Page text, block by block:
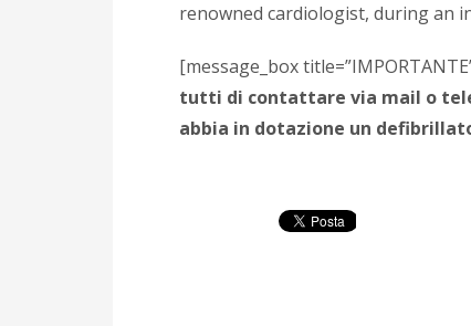
renowned cardiologist, during an
[message_box
tutti di contattare via mail o
abbia in dotazione un